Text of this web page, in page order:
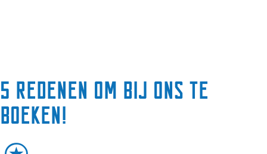
5 redenen om bij ons te
boeken!